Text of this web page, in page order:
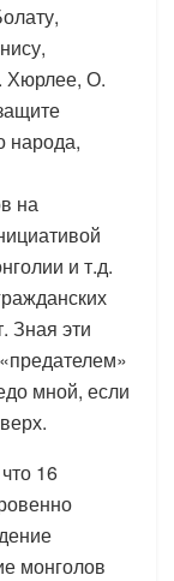
Хюрлее, О.
народа,
на
и т.д.
Зная эти
мной, если
16
монголов